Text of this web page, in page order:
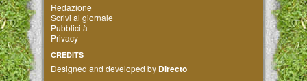
Redazione
Scrivi al giornale
Pubblicità
Privacy
CREDITS
Designed and developed by Directo